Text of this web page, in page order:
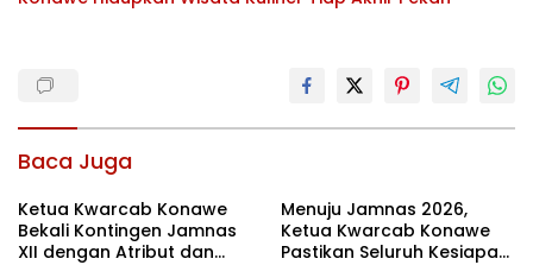
Baca Juga
Ketua Kwarcab Konawe
Bekali Kontingen Jamnas
XII dengan Atribut dan
Menuju Jamnas 2026,
Ketua Kwarcab Konawe
Pastikan Seluruh Kesiapan